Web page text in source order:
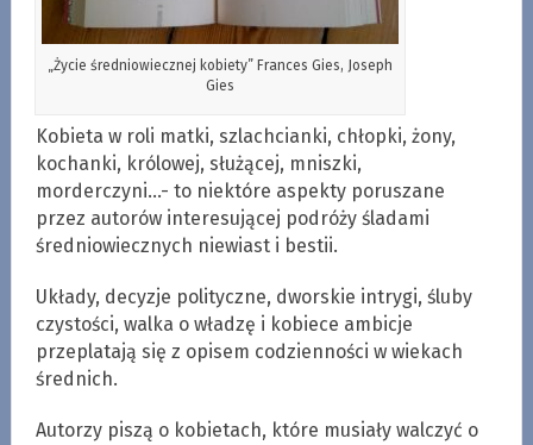
„Życie średniowiecznej kobiety” Frances Gies, Joseph
Gies
Kobieta w roli matki, szlachcianki, chłopki, żony,
kochanki, królowej, służącej, mniszki,
morderczyni…- to niektóre aspekty poruszane
przez autorów interesującej podróży śladami
średniowiecznych niewiast i bestii.
Układy, decyzje polityczne, dworskie intrygi, śluby
czystości, walka o władzę i kobiece ambicje
przeplatają się z opisem codzienności w wiekach
średnich.
Autorzy piszą o kobietach, które musiały walczyć o